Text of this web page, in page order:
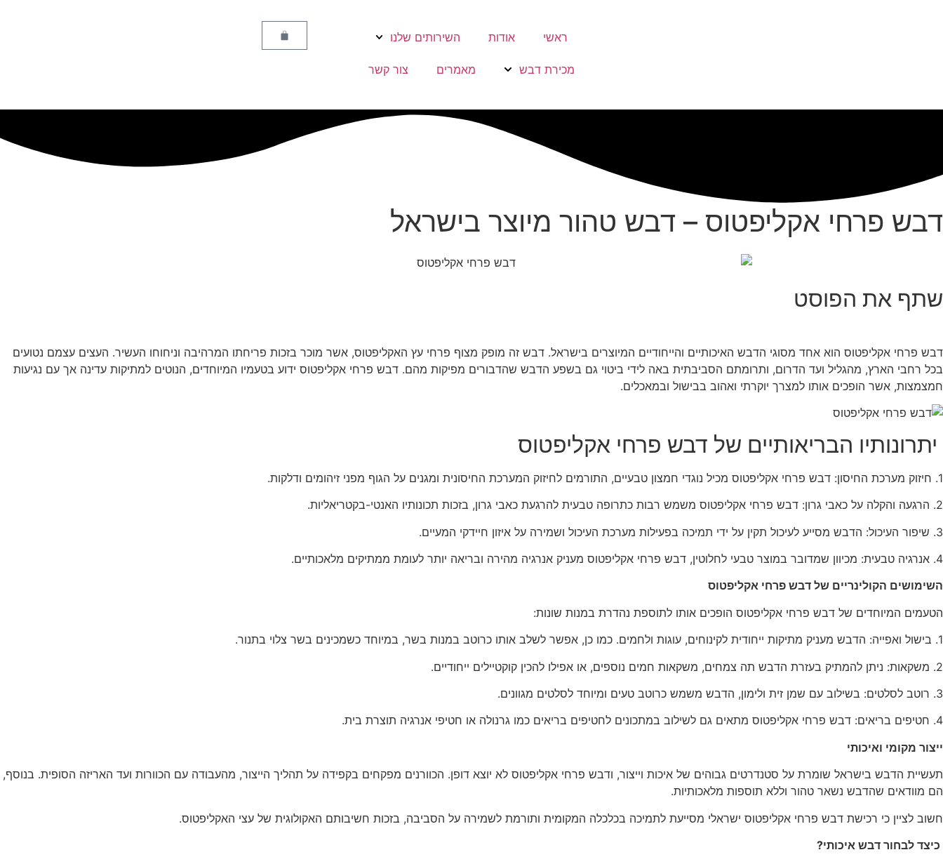
ראשי אודות השירותים שלנו
מכירת דבש מאמרים צור קשר
דבש פרחי אקליפטוס – דבש טהור מיוצר בישראל
שתף את הפוסט
דבש פרחי אקליפטוס הוא אחד מסוגי הדבש האיכותיים והייחודיים המיוצרים בישראל. דבש זה מופק מצוף פרחי עץ האקליפטוס, אשר מוכר בזכות פריחתו המרהיבה וניחוחו העשיר. העצים עצמם נטועים
בכל רחבי הארץ, מהגליל ועד הדרום, ותרומתם הסביבתית באה לידי ביטוי גם בשפע הדבש שהדבורים מפיקות מהם. דבש פרחי אקליפטוס ידוע בטעמיו המיוחדים, הנוטים למתיקות עדינה אך עם נגיעות
חמצמצות, אשר הופכים אותו למצרך יוקרתי ואהוב בבישול ובמאכלים.
יתרונותיו הבריאותיים של דבש פרחי אקליפטוס
1. חיזוק מערכת החיסון: דבש פרחי אקליפטוס מכיל נוגדי חמצון טבעיים, התורמים לחיזוק המערכת החיסונית ומגנים על הגוף מפני זיהומים ודלקות.
2. הרגעה והקלה על כאבי גרון: דבש פרחי אקליפטוס משמש רבות כתרופה טבעית להרגעת כאבי גרון, בזכות תכונותיו האנטי-בקטריאליות.
3. שיפור העיכול: הדבש מסייע לעיכול תקין על ידי תמיכה בפעילות מערכת העיכול ושמירה על איזון חיידקי המעיים.
4. אנרגיה טבעית: מכיוון שמדובר במוצר טבעי לחלוטין, דבש פרחי אקליפטוס מעניק אנרגיה מהירה ובריאה יותר לעומת ממתיקים מלאכותיים.
השימושים הקולינריים של דבש פרחי אקליפטוס
הטעמים המיוחדים של דבש פרחי אקליפטוס הופכים אותו לתוספת נהדרת במנות שונות:
1. בישול ואפייה: הדבש מעניק מתיקות ייחודית לקינוחים, עוגות ולחמים. כמו כן, אפשר לשלב אותו כרוטב במנות בשר, במיוחד כשמכינים בשר צלוי בתנור.
2. משקאות: ניתן להמתיק בעזרת הדבש תה צמחים, משקאות חמים נוספים, או אפילו להכין קוקטיילים ייחודיים.
3. רוטב לסלטים: בשילוב עם שמן זית ולימון, הדבש משמש כרוטב טעים ומיוחד לסלטים מגוונים.
4. חטיפים בריאים: דבש פרחי אקליפטוס מתאים גם לשילוב במתכונים לחטיפים בריאים כמו גרנולה או חטיפי אנרגיה תוצרת בית.
ייצור מקומי ואיכותי
תעשיית הדבש בישראל שומרת על סטנדרטים גבוהים של איכות וייצור, ודבש פרחי אקליפטוס לא יוצא דופן. הכוורנים מפקחים בקפידה על תהליך הייצור, מהעבודה עם הכוורות ועד האריזה הסופית. בנוסף,
הם מוודאים שהדבש נשאר טהור וללא תוספות מלאכותיות.
חשוב לציין כי רכישת דבש פרחי אקליפטוס ישראלי מסייעת לתמיכה בכלכלה המקומית ותורמת לשמירה על הסביבה, בזכות חשיבותם האקולוגית של עצי האקליפטוס.
כיצד לבחור דבש איכותי?